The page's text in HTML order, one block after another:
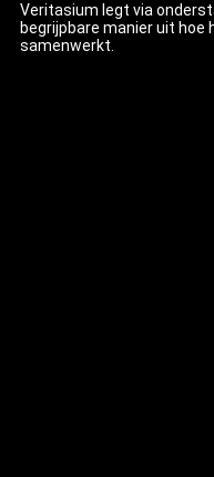
Veritasium legt via
begrijpbare manier uit
samenwerkt.